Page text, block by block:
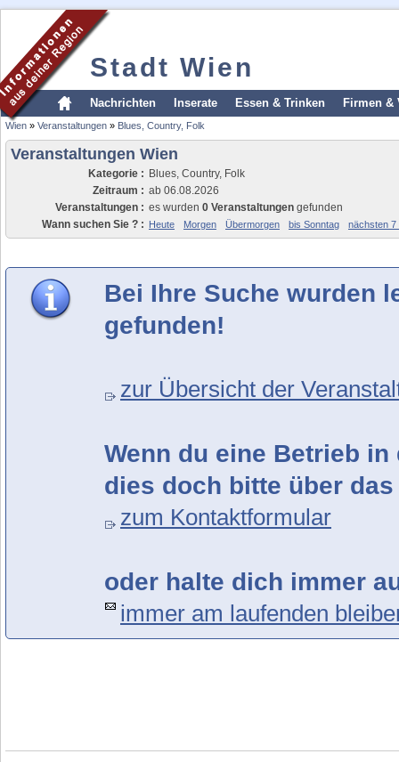
Stadt Wien
Nachrichten Inserate Essen & Trinken Firmen &
Wien » Veranstaltungen » Blues, Country, Folk
Veranstaltungen Wien
Kategorie : Blues, Country, Folk
Zeitraum : ab 06.08.2026
Veranstaltungen : es wurden 0 Veranstaltungen gefunden
Wann suchen Sie ? : Heute Morgen Übermorgen bis Sonntag nächsten 7
Bei Ihre Suche wurden
gefunden!
zur Übersicht der
Wenn du eine Betrieb
dies doch bitte über
zum Kontaktformular
oder halte dich immer
immer am laufenden